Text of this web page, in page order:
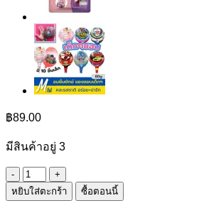
฿89.00
มีสินค้าอยู่ 3
จำนวน
จู
หยิบใส่ตะกร้า ซื้อตอนนี้